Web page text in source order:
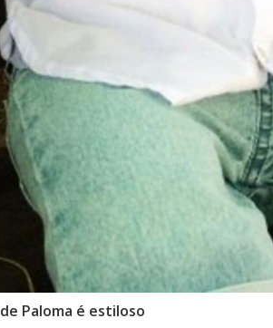
Paloma é estiloso